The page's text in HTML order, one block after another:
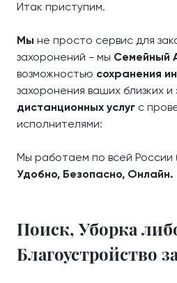
Итак приступим.
Мы не просто сервис для
захоронений - мы Семейный
возможностью сохранения
захоронения ваших близких и
дистанционных услуг с
исполнителями:
Мы работаем по всей России
Удобно, Безопасно, Онлайн.
Поиск, Уборка
Благоустройство